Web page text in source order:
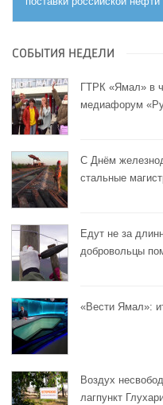
СОБЫТИЯ НЕДЕЛИ
ГТРК «Ямал» в
медиафорум
С Днём
стальные
Едут не за
добровольцы
«Вести Ямал»:
Воздух
лагпункт